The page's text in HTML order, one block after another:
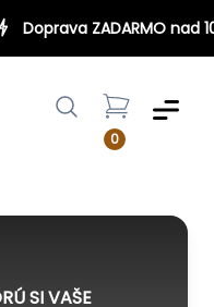
Doprava ZADARMO
0
Menu
SI VAŠE